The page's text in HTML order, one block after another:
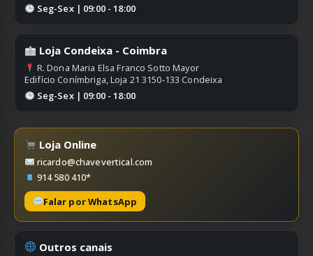
Seg-Sex | 09:00 - 18:00
Loja Condeixa - Coimbra
R. Dona Maria Elsa Franco Sotto Mayor
Edifício Conímbriga, Loja 21 3150-133 Condeixa
Seg-Sex | 09:00 - 18:00
Loja Online
ricardo@chavevertical.com
914 580 410*
Falar por WhatsApp
Outros canais